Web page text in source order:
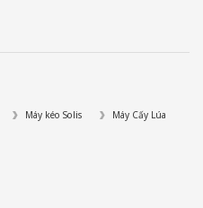
Máy kéo Solis
Máy Cấy Lúa